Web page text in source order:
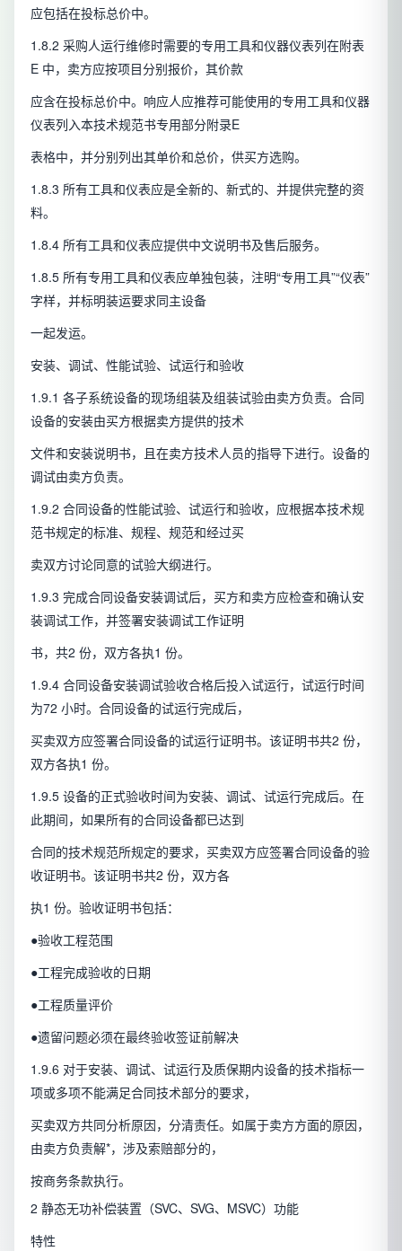
应包括在投标总价中。
1.8.2 采购人运行维修时需要的专用工具和仪器仪表列在附表
E 中，卖方应按项目分别报价，其价款
应含在投标总价中。响应人应推荐可能使用的专用工具和仪器
仪表列入本技术规范书专用部分附录E
表格中，并分别列出其单价和总价，供买方选购。
1.8.3 所有工具和仪表应是全新的、新式的、并提供完整的资
料。
1.8.4 所有工具和仪表应提供中文说明书及售后服务。
1.8.5 所有专用工具和仪表应单独包装，注明“专用工具”“仪表”
字样，并标明装运要求同主设备
一起发运。
安装、调试、性能试验、试运行和验收
1.9.1 各子系统设备的现场组装及组装试验由卖方负责。合同
设备的安装由买方根据卖方提供的技术
文件和安装说明书，且在卖方技术人员的指导下进行。设备的
调试由卖方负责。
1.9.2 合同设备的性能试验、试运行和验收，应根据本技术规
范书规定的标准、规程、规范和经过买
卖双方讨论同意的试验大纲进行。
1.9.3 完成合同设备安装调试后，买方和卖方应检查和确认安
装调试工作，并签署安装调试工作证明
书，共2 份，双方各执1 份。
1.9.4 合同设备安装调试验收合格后投入试运行，试运行时间
为72 小时。合同设备的试运行完成后，
买卖双方应签署合同设备的试运行证明书。该证明书共2 份，
双方各执1 份。
1.9.5 设备的正式验收时间为安装、调试、试运行完成后。在
此期间，如果所有的合同设备都已达到
合同的技术规范所规定的要求，买卖双方应签署合同设备的验
收证明书。该证明书共2 份，双方各
执1 份。验收证明书包括：
●验收工程范围
●工程完成验收的日期
●工程质量评价
●遗留问题必须在最终验收签证前解决
1.9.6 对于安装、调试、试运行及质保期内设备的技术指标一
项或多项不能满足合同技术部分的要求，
买卖双方共同分析原因，分清责任。如属于卖方方面的原因，
由卖方负责解*，涉及索赔部分的，
按商务条款执行。
2 静态无功补偿装置（SVC、SVG、MSVC）功能
特性